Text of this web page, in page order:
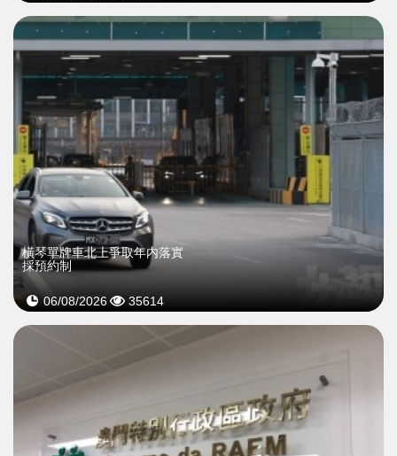
橫琴單牌車北上爭取年内落實
採預約制
06/08/2026 35614